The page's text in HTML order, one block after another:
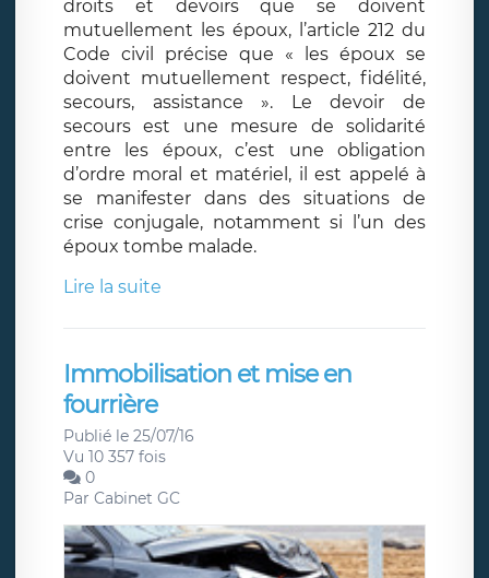
droits et devoirs que se doivent
mutuellement les époux, l’article 212 du
Code civil précise que « les époux se
doivent mutuellement respect, fidélité,
secours, assistance ». Le devoir de
secours est une mesure de solidarité
entre les époux, c’est une obligation
d’ordre moral et matériel, il est appelé à
se manifester dans des situations de
crise conjugale, notamment si l’un des
époux tombe malade.
Lire la suite
Immobilisation et mise en
fourrière
Publié le 25/07/16
Vu 10 357 fois
0
Par Cabinet GC